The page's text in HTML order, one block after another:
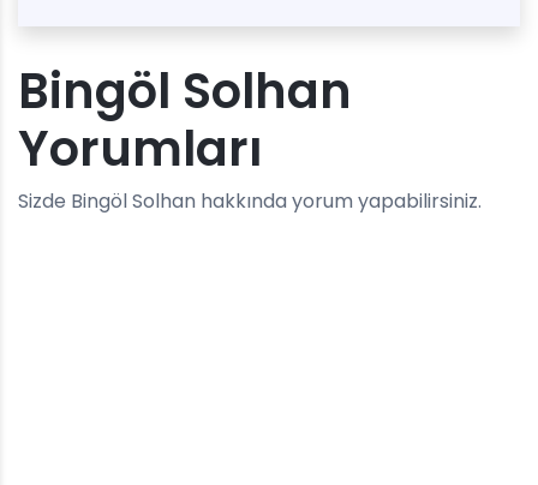
Bingöl Solhan
Yorumları
Sizde Bingöl Solhan hakkında yorum yapabilirsiniz.